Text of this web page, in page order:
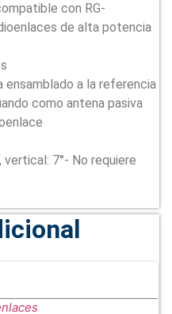
con RG-
de alta potencia
a la referencia
como antena pasiva
vertical: 7°- No requiere